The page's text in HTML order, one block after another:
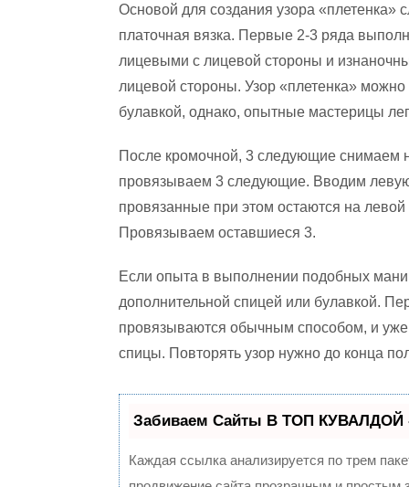
Основой для создания узора «плетенка»
платочная вязка. Первые 2-3 ряда
лицевыми с лицевой стороны и
лицевой стороны. Узор «плетенка»
булавкой, однако, опытные мастерицы
После кромочной, 3 следующие снимаем
провязываем 3 следующие. Вводим
провязанные при этом остаются на
Провязываем оставшиеся 3.
Если опыта в выполнении подобных
дополнительной спицей или булавкой.
провязываются обычным способом, и
спицы. Повторять узор нужно до конца
Забиваем Сайты В ТОП КУВАЛДОЙ -
Каждая ссылка анализируется по трем